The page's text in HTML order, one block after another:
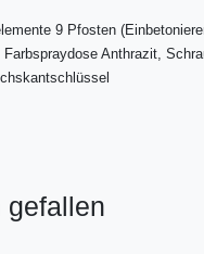
9 Pfosten
Anthrazit,
gefallen